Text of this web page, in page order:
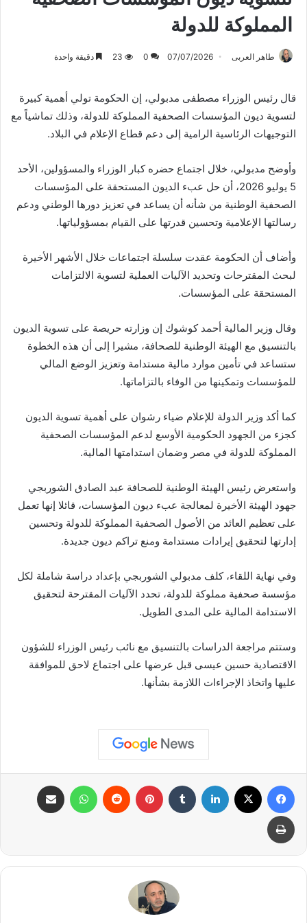
المملوكة للدولة
طاهر العربى 07/07/2026
0
23 دقيقة واحدة
قال رئيس الوزراء مصطفى مدبولي، إن الحكومة تولي أهمية كبيرة
لتسوية ديون المؤسسات الصحفية المملوكة للدولة، وذلك تماشياً مع
التوجيهات الرئاسية الرامية إلى دعم قطاع الإعلام في البلاد.
وأوضح مدبولي، خلال اجتماع حضره كبار الوزراء والمسؤولين، الأحد
5 يوليو 2026، أن حل عبء الديون المستحقة على المؤسسات
الصحفية الوطنية من شأنه أن يساعد في تعزيز دورها الوطني ودعم
رسالتها الإعلامية وتحسين قدرتها على القيام بمسؤولياتها.
وأضاف أن الحكومة عقدت سلسلة اجتماعات خلال الأشهر الأخيرة
لبحث المقترحات وتحديد الآليات العملية لتسوية الالتزامات
المستحقة على المؤسسات.
وقال وزير المالية أحمد كوشوك إن وزارته حريصة على تسوية الديون
بالتنسيق مع الهيئة الوطنية للصحافة، مشيرا إلى أن هذه الخطوة
ستساعد في تأمين موارد مالية مستدامة وتعزيز الوضع المالي
للمؤسسات وتمكينها من الوفاء بالتزاماتها.
كما أكد وزير الدولة للإعلام ضياء رشوان على أهمية تسوية الديون
كجزء من الجهود الحكومية الأوسع لدعم المؤسسات الصحفية
المملوكة للدولة في مصر وضمان استدامتها المالية.
واستعرض رئيس الهيئة الوطنية للصحافة عبد الصادق الشوربجي
جهود الهيئة الأخيرة لمعالجة عبء ديون المؤسسات، قائلا إنها تعمل
على تعظيم العائد من الأصول الصحفية المملوكة للدولة وتحسين
إدارتها لتحقيق إيرادات مستدامة ومنع تراكم ديون جديدة.
وفي نهاية اللقاء، كلف مدبولي الشوربجي بإعداد دراسة شاملة لكل
مؤسسة صحفية مملوكة للدولة، تحدد الآليات المقترحة لتحقيق
الاستدامة المالية على المدى الطويل.
وستتم مراجعة الدراسات بالتنسيق مع نائب رئيس الوزراء للشؤون
الاقتصادية حسين عيسى قبل عرضها على اجتماع لاحق للموافقة
عليها واتخاذ الإجراءات اللازمة بشأنها.
فيسبوك لينكدإن بينتيريست واتساب
طباعة